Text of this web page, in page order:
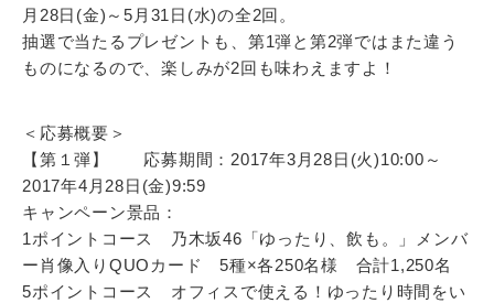
月28日(金)～5月31日(水)の全2回。
抽選で当たるプレゼントも、第1弾と第2弾ではまた違う
ものになるので、楽しみが2回も味わえますよ！
＜応募概要＞
【第１弾】 応募期間：2017年3月28日(火)10:00～
2017年4月28日(金)9:59
キャンペーン景品：
1ポイントコース 乃木坂46「ゆったり、飲も。」メンバ
ー肖像入りQUOカード 5種×各250名様 合計1,250名
5ポイントコース オフィスで使える！ゆったり時間をい